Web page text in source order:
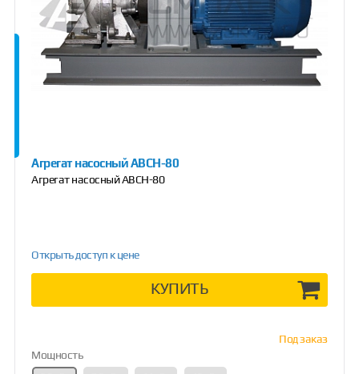
Агрегат насосный АВСН-80
Агрегат насосный АВСН-80
Открыть доступ к цене
КУПИТЬ
Под заказ
Мощность